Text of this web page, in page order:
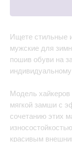
Ищете стильные
мужские для
пошив обуви на
Модель хайкеров
мягкой замши с
сочетанию этих
красивым